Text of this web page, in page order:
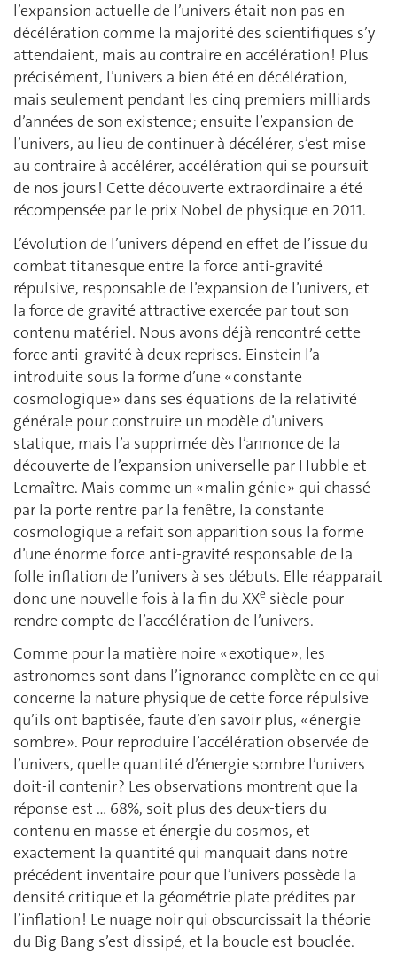
l’expansion actuelle de l’univers était non pas en
décélération comme la majorité des scientifiques s’y
attendaient, mais au contraire en accélération ! Plus
précisément, l’univers a bien été en décélération,
mais seulement pendant les cinq premiers milliards
d’années de son existence ; ensuite l’expansion de
l’univers, au lieu de continuer à décélérer, s’est mise
au contraire à accélérer, accélération qui se poursuit
de nos jours ! Cette découverte extraordinaire a été
récompensée par le prix Nobel de physique en 2011.
L’évolution de l’univers dépend en effet de l’issue du
combat titanesque entre la force anti-gravité
répulsive, responsable de l’expansion de l’univers, et
la force de gravité attractive exercée par tout son
contenu matériel. Nous avons déjà rencontré cette
force anti-gravité à deux reprises. Einstein l’a
introduite sous la forme d’une « constante
cosmologique » dans ses équations de la relativité
générale pour construire un modèle d’univers
statique, mais l’a supprimée dès l’annonce de la
découverte de l’expansion universelle par Hubble et
Lemaître. Mais comme un « malin génie » qui chassé
par la porte rentre par la fenêtre, la constante
cosmologique a refait son apparition sous la forme
d’une énorme force anti-gravité responsable de la
folle inflation de l’univers à ses débuts. Elle réapparait
donc une nouvelle fois à la fin du XXe siècle pour
rendre compte de l’accélération de l’univers.
Comme pour la matière noire « exotique », les
astronomes sont dans l’ignorance complète en ce qui
concerne la nature physique de cette force répulsive
qu’ils ont baptisée, faute d’en savoir plus, « énergie
sombre ». Pour reproduire l’accélération observée de
l’univers, quelle quantité d’énergie sombre l’univers
doit-il contenir ? Les observations montrent que la
réponse est … 68%, soit plus des deux-tiers du
contenu en masse et énergie du cosmos, et
exactement la quantité qui manquait dans notre
précédent inventaire pour que l’univers possède la
densité critique et la géométrie plate prédites par
l’inflation ! Le nuage noir qui obscurcissait la théorie
du Big Bang s’est dissipé, et la boucle est bouclée.